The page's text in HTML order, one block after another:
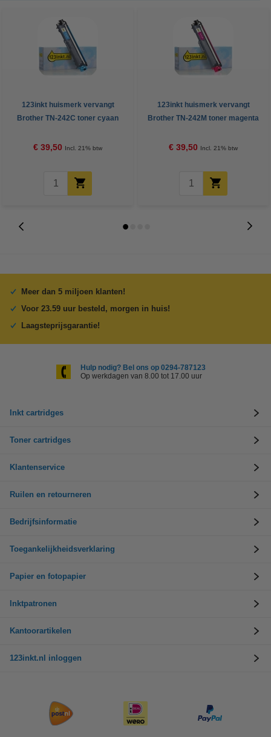
123inkt huismerk vervangt
Brother TN-242C toner cyaan
€ 39,50 Incl. 21% btw
123inkt huismerk vervangt
Brother TN-242M toner magenta
€ 39,50 Incl. 21% btw
Meer dan 5 miljoen klanten!
Voor 23.59 uur besteld, morgen in huis!
Laagsteprijsgarantie!
Hulp nodig? Bel ons op 0294-787123
Op werkdagen van 8.00 tot 17.00 uur
Inkt cartridges
Toner cartridges
Klantenservice
Ruilen en retourneren
Bedrijfsinformatie
Toegankelijkheidsverklaring
Papier en fotopapier
Inktpatronen
Kantoorartikelen
123inkt.nl inloggen